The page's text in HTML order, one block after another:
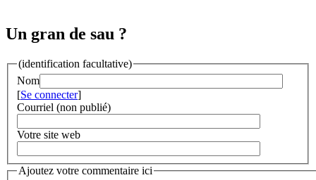
Un gran de sau ?
(identification facultative)
Nom
[Se connecter]
Courriel (non publié)
Votre site web
Ajoutez votre commentaire ici